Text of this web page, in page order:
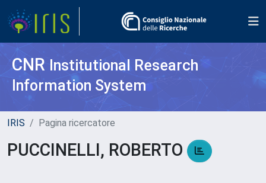
CNR Institutional Research
Information System
IRIS Pagina ricercatore
PUCCINELLI, ROBERTO